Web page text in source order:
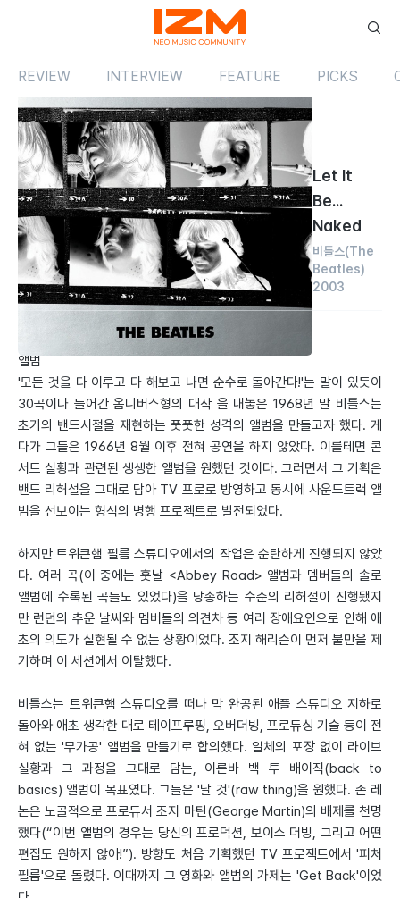
REVIEW INTERVIEW FEATURE PICKS
Review 앨범 해외
Let It
Be...
Naked
비틀스(The
Beatles)
2003
앨범
'모든 것을 다 이루고 다 해보고 나면 순수로 돌아간다!'는 말이 있듯이
30곡이나 들어간 옴니버스형의 대작 을 내놓은 1968년 말 비틀스는
초기의 밴드시절을 재현하는 풋풋한 성격의 앨범을 만들고자 했다. 게
다가 그들은 1966년 8월 이후 전혀 공연을 하지 않았다. 이를테면 콘
서트 실황과 관련된 생생한 앨범을 원했던 것이다. 그러면서 그 기획은
밴드 리허설을 그대로 담아 TV 프로로 방영하고 동시에 사운드트랙 앨
범을 선보이는 형식의 병행 프로젝트로 발전되었다.
하지만 트위큰햄 필름 스튜디오에서의 작업은 순탄하게 진행되지 않았
다. 여러 곡(이 중에는 훗날 <Abbey Road> 앨범과 멤버들의 솔로
앨범에 수록된 곡들도 있었다)을 낭송하는 수준의 리허설이 진행됐지
만 런던의 추운 날씨와 멤버들의 의견차 등 여러 장애요인으로 인해 애
초의 의도가 실현될 수 없는 상황이었다. 조지 해리슨이 먼저 불만을 제
기하며 이 세션에서 이탈했다.
비틀스는 트위큰햄 스튜디오를 떠나 막 완공된 애플 스튜디오 지하로
돌아와 애초 생각한 대로 테이프루핑, 오버더빙, 프로듀싱 기술 등이 전
혀 없는 '무가공' 앨범을 만들기로 합의했다. 일체의 포장 없이 라이브
실황과 그 과정을 그대로 담는, 이른바 백 투 배이직(back to
basics) 앨범이 목표였다. 그들은 '날 것'(raw thing)을 원했다. 존 레
논은 노골적으로 프로듀서 조지 마틴(George Martin)의 배제를 천명
했다(“이번 앨범의 경우는 당신의 프로덕션, 보이스 더빙, 그리고 어떤
편집도 원하지 않아!”). 방향도 처음 기획했던 TV 프로젝트에서 '피처
필름'으로 돌렸다. 이때까지 그 영화와 앨범의 가제는 'Get Back'이었